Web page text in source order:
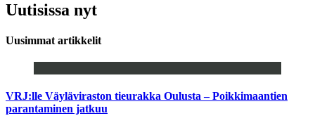
Uutisissa nyt
Uusimmat artikkelit
VRJ:lle Väyläviraston tieurakka Oulusta – Poikkimaantien
parantaminen jatkuu